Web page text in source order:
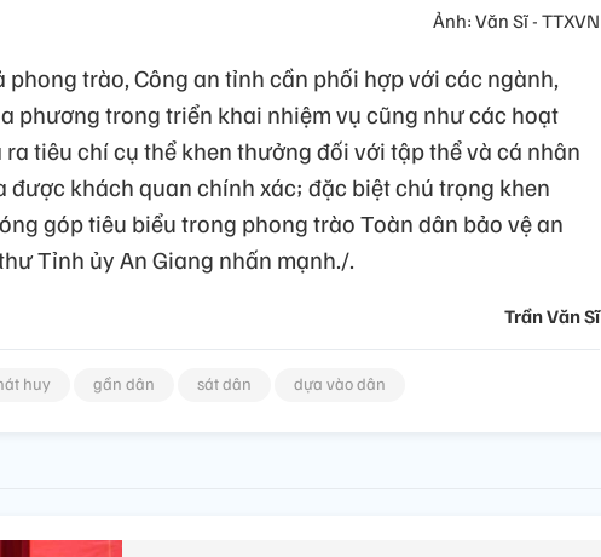
Ảnh: Văn Sĩ - TTXVN
phong trào, Công an tỉnh cần phối hợp với các ngành,
phương trong triển khai nhiệm vụ cũng như các hoạt
tiêu chí cụ thể khen thưởng đối với tập thể và cá nhân
được khách quan chính xác; đặc biệt chú trọng khen
góp tiêu biểu trong phong trào Toàn dân bảo vệ an
Tỉnh ủy An Giang nhấn mạnh./.
Trần Văn Sĩ
huy gần dân sát dân dựa vào dân